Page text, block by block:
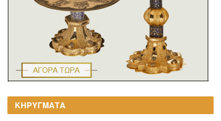
ΚΗΡΥΓΜΑΤΑ